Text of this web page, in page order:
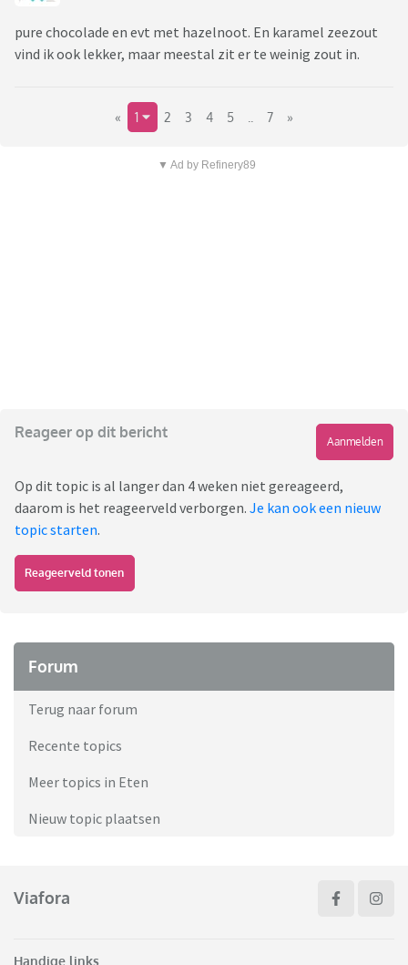
pure chocolade en evt met hazelnoot. En karamel zeezout
vind ik ook lekker, maar meestal zit er te weinig zout in.
« 1 2 3 4 5 7 »
▼ Ad by Refinery89
Reageer op dit bericht
Aanmelden
Op dit topic is al langer dan 4 weken niet gereageerd,
daarom is het reageerveld verborgen. Je kan ook een nieuw
topic starten.
Reageerveld tonen
Forum
Terug naar forum
Recente topics
Meer topics in Eten
Nieuw topic plaatsen
Viafora
Handige links